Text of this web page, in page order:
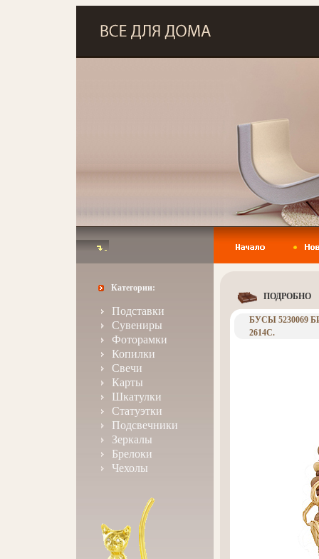
Категории:
Подставки
Сувениры
Фоторамки
Копилки
Свечи
Карты
Шкатулки
Статуэтки
Подсвечники
Зеркалы
Брелоки
Чехолы
ПОДРОБНО
БУСЫ 5230069
2614C.